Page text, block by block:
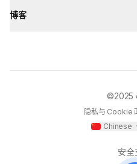
博客
©2025
隐私与 Cookie
Chinese
安全